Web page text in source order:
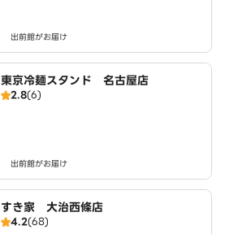
出前館がお届け
東京冷麺スタンド 名古屋店
2.8(6)
出前館がお届け
すき家 大治西條店
4.2(68)